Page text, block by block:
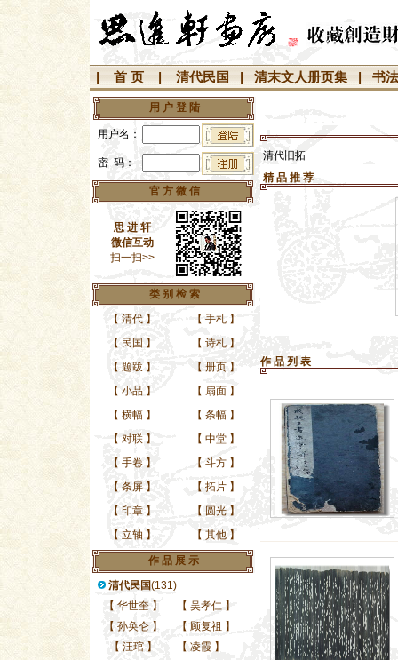
首 页 清代民国 清末文人册页集 书
用 户 登 陆
用户名：
密 码：
官 方 微 信
思 进 轩
微信互动
扫一扫>>
类 别 检 索
【 清代 】 【 手札 】
【 民国 】 【 诗札 】
【 题跋 】 【 册页 】
【 小品 】 【 扇面 】
【 横幅 】 【 条幅 】
【 对联 】 【 中堂 】
【 手卷 】 【 斗方 】
【 条屏 】 【 拓片 】
【 印章 】 【 圆光 】
【 立轴 】 【 其他 】
作 品 展 示
清代民国(131)
【 华世奎 】 【 吴孝仁 】
【 孙奂仑 】 【 顾复祖 】
【 汪琯 】 【 凌霞 】
清代旧拓
精 品 推 荐
清代旧拓片《成亲王书
作 品 列 表